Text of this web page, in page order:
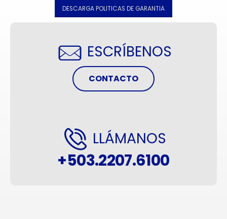
DESCARGA POLITICAS DE GARANTIA
ESCRÍBENOS
CONTACTO
LLÁMANOS
+503.2207.6100